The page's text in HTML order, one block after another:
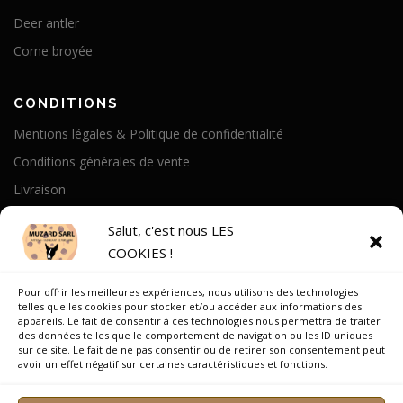
Salut, c'est nous LES
COOKIES !
Pour offrir les meilleures expériences, nous utilisons des technologies
telles que les cookies pour stocker et/ou accéder aux informations des
appareils. Le fait de consentir à ces technologies nous permettra de traiter
des données telles que le comportement de navigation ou les ID uniques
sur ce site. Le fait de ne pas consentir ou de retirer son consentement peut
avoir un effet négatif sur certaines caractéristiques et fonctions.
Deer antler
Corne broyée
CONDITIONS
Mentions légales & Politique de confidentialité
Conditions générales de vente
Livraison
Notre Histoire
On parle de nous
Recrutement